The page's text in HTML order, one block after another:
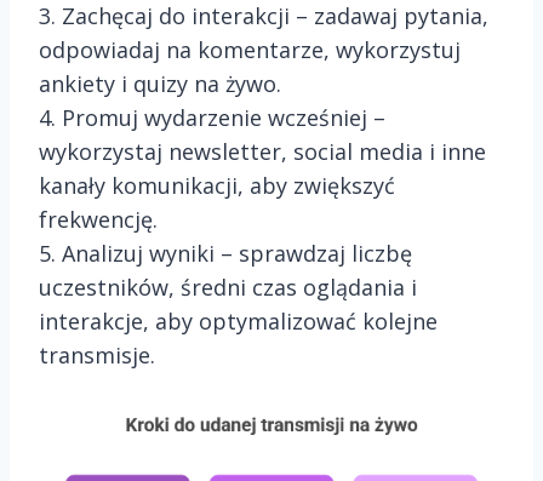
3. Zachęcaj do interakcji – zadawaj pytania,
odpowiadaj na komentarze, wykorzystuj
ankiety i quizy na żywo.
4. Promuj wydarzenie wcześniej –
wykorzystaj newsletter, social media i inne
kanały komunikacji, aby zwiększyć
frekwencję.
5. Analizuj wyniki – sprawdzaj liczbę
uczestników, średni czas oglądania i
interakcje, aby optymalizować kolejne
transmisje.